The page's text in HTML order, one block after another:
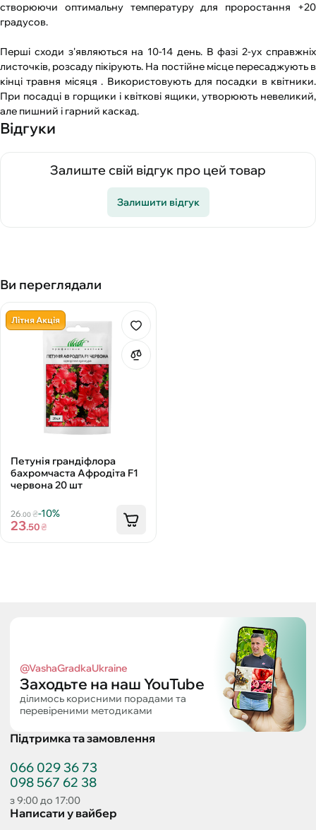
створюючи оптимальну температуру для проростання +20
градусов.
Перші сходи з'являються на 10-14 день. В фазі 2-ух справжніх
листочків, розсаду пікірують. На постійне місце пересаджують в
кінці травня місяця . Використовують для посадки в квітники.
При посадці в горщики і квіткові ящики, утворюють невеликий,
але пишний і гарний каскад.
Відгуки
Залиште свій відгук про цей товар
Залишити відгук
Ви переглядали
Літня Акція
Петунія грандіфлора
бахромчаста Афродіта F1
червона 20 шт
26 .00₴-10%
23.50₴
@VashaGradkaUkraine
Заходьте на наш YouTube
ділимось корисними порадами та
перевіреними методиками
Підтримка та замовлення
066 029 36 73
098 567 62 38
з 9:00 до 17:00
Написати у вайбер